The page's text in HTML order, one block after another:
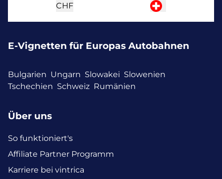
CHF
E-Vignetten für Europas Autobahnen
Bulgarien Ungarn Slowakei Slowenien
Tschechien Schweiz Rumänien
Über uns
So funktioniert's
Affiliate Partner Programm
Karriere bei vintrica